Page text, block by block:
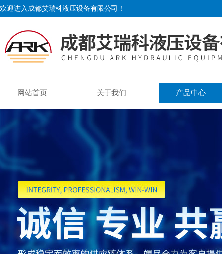
欢迎进入成都艾瑞科液压设备有限公司！
网站首页 关于我们 产品中心